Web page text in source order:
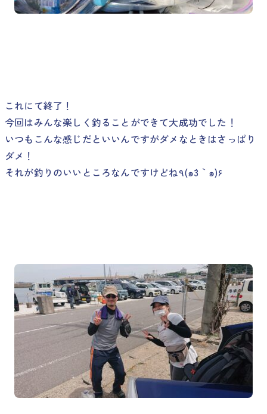
これにて終了！
今回はみんな楽しく釣ることができて大成功でした！
いつもこんな感じだといいんですがダメなときはさっぱり
ダメ！
それが釣りのいいところなんですけどね٩(๑´3｀๑)۶